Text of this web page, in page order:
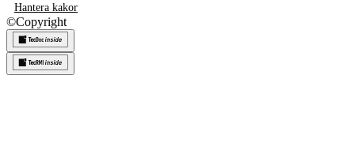
Hantera kakor
©Copyright